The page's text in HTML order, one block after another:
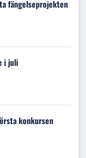
fängelseprojekten
i juli
konkursen